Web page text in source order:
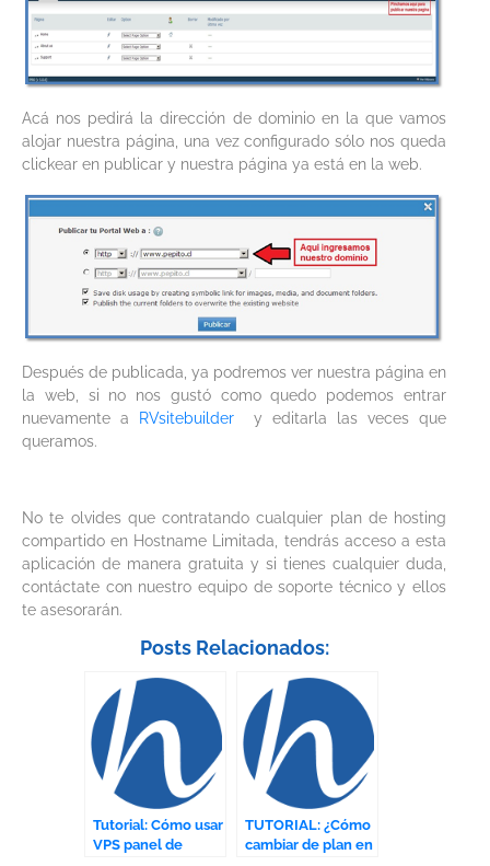
Acá nos pedirá la dirección de dominio en la que vamos
alojar nuestra página, una vez configurado sólo nos queda
clickear en publicar y nuestra página ya está en la web.
Después de publicada, ya podremos ver nuestra página en
la web, si no nos gustó como quedo podemos entrar
nuevamente a
RVsitebuilder y editarla las veces que
queramos.
No te olvides que contratando cualquier plan de hosting
compartido en Hostname Limitada, tendrás acceso a esta
aplicación de manera gratuita y si tienes cualquier duda,
contáctate con nuestro equipo de soporte técnico y ellos
te asesorarán.
Posts Relacionados:
Tutorial: Cómo usar
VPS panel de
TUTORIAL: ¿Cómo
cambiar de plan en